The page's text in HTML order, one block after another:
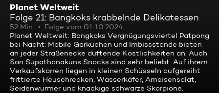
Planet Weltweit
Folge 21: Bangkoks krabbelnde Delikatessen
52 Min.
Folge vom 01.10.2024
Planet Weltweit: Bangkoks Vergnügungsviertel Patpong
bei Nacht: Mobile Garküchen und Imbissstände bieten
an jeder Straßenecke duftende Köstlichkeiten an. Auch
San Supathanakuns Snacks sind sehr beliebt. Auf ihrem
Verkaufskarren liegen in kleinen Schüsseln aufgereiht
frittierte Heuschrecken, Wasserkäfer, Ameisensalat,
Seidenwürmer und knackige schwarze Skorpione.